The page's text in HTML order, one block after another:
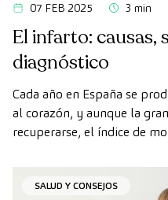
07 FEB 2025 3 min
El infarto: causas,
diagnóstico
Cada año en España se
al corazón, y aunque la
recuperarse, el índice de
SALUD Y CONSEJOS